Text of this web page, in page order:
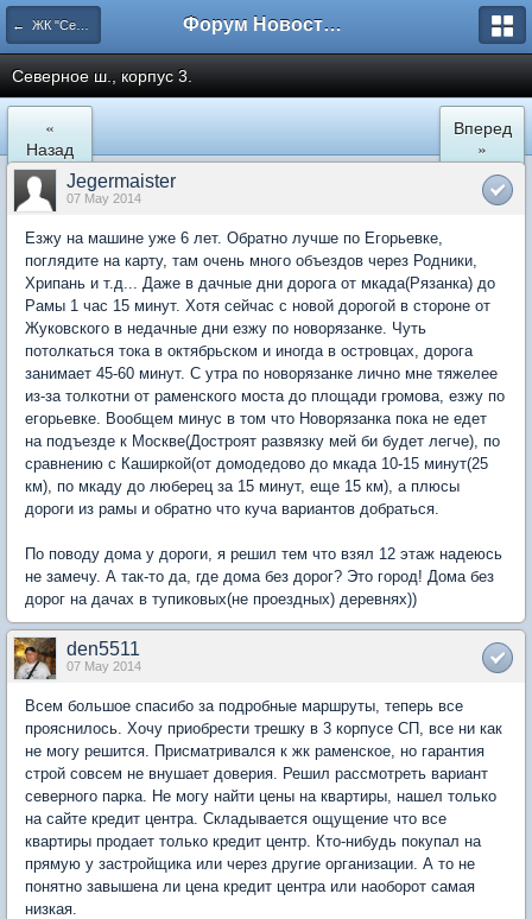
← ЖК "Северный Парк" Форум Новостройки
Северное ш., корпус 3.
«
Назад
Вперед
»
Jegermaister
07 May 2014
Езжу на машине уже 6 лет. Обратно лучше по Егорьевке,
поглядите на карту, там очень много объездов через Родники,
Хрипань и т.д... Даже в дачные дни дорога от мкада(Рязанка) до
Рамы 1 час 15 минут. Хотя сейчас с новой дорогой в стороне от
Жуковского в недачные дни езжу по новорязанке. Чуть
потолкаться тока в октябрьском и иногда в островцах, дорога
занимает 45-60 минут. С утра по новорязанке лично мне тяжелее
из-за толкотни от раменского моста до площади громова, езжу по
егорьевке. Вообщем минус в том что Новорязанка пока не едет
на подъезде к Москве(Достроят развязку мей би будет легче), по
сравнению с Каширкой(от домодедово до мкада 10-15 минут(25
км), по мкаду до люберец за 15 минут, еще 15 км), а плюсы
дороги из рамы и обратно что куча вариантов добраться.
По поводу дома у дороги, я решил тем что взял 12 этаж надеюсь
не замечу. А так-то да, где дома без дорог? Это город! Дома без
дорог на дачах в тупиковых(не проездных) деревнях))
den5511
07 May 2014
Всем большое спасибо за подробные маршруты, теперь все
прояснилось. Хочу приобрести трешку в 3 корпусе СП, все ни как
не могу решится. Присматривался к жк раменское, но гарантия
строй совсем не внушает доверия. Решил рассмотреть вариант
северного парка. Не могу найти цены на квартиры, нашел только
на сайте кредит центра. Складывается ощущение что все
квартиры продает только кредит центр. Кто-нибудь покупал на
прямую у застройщика или через другие организации. А то не
понятно завышена ли цена кредит центра или наоборот самая
низкая.